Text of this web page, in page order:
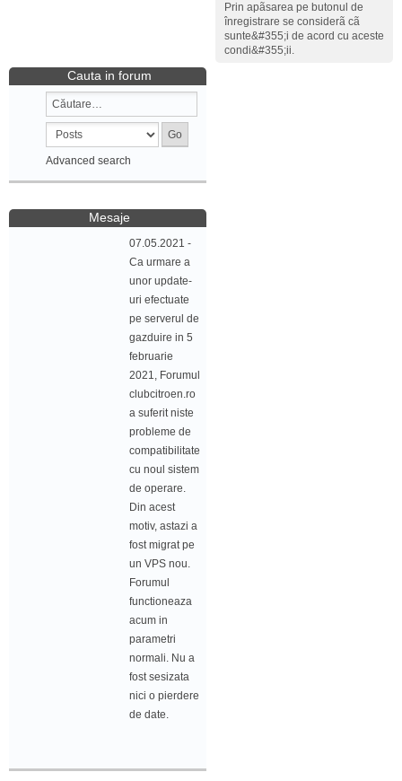
Prin apãsarea pe butonul de
înregistrare se considerã cã
sunte&#355;i de acord cu aceste
condi&#355;ii.
Cauta in forum
Advanced search
Mesaje
07.05.2021 -
Ca urmare a
unor update-
uri efectuate
pe serverul de
gazduire in 5
februarie
2021, Forumul
clubcitroen.ro
a suferit niste
probleme de
compatibilitate
cu noul sistem
de operare.
Din acest
motiv, astazi a
fost migrat pe
un VPS nou.
Forumul
functioneaza
acum in
parametri
normali. Nu a
fost sesizata
nici o pierdere
de date.